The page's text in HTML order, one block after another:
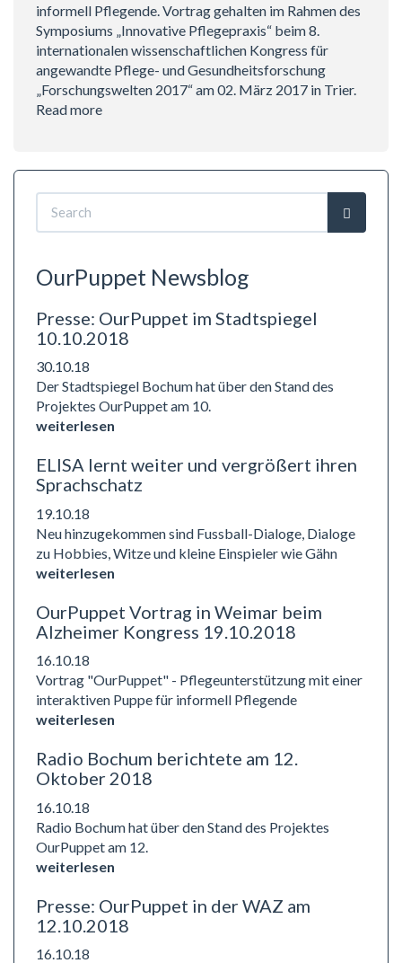
Pflegende
informell Pflegende. Vortrag gehalten im Rahmen des
Symposiums „Innovative Pflegepraxis“ beim 8.
internationalen wissenschaftlichen Kongress für
angewandte Pflege- und Gesundheitsforschung
„Forschungswelten 2017“ am 02. März 2017 in Trier.
Read more
Vortrag
-
et
“OurPuppet”
Pflegeunterstützung
einer
interaktiven
für
informell
Pflegende
Search
form
OurPuppet Newsblog
Presse: OurPuppet im Stadtspiegel
10.10.2018
30.10.18
Der Stadtspiegel Bochum hat über den Stand des
Projektes OurPuppet am 10.
weiterlesen
ELISA lernt weiter und vergrößert ihren
Sprachschatz
19.10.18
Neu hinzugekommen sind Fussball-Dialoge, Dialoge
zu Hobbies, Witze und kleine Einspieler wie Gähn
weiterlesen
OurPuppet Vortrag in Weimar beim
Alzheimer Kongress 19.10.2018
16.10.18
Vortrag "OurPuppet" - Pflegeunterstützung mit einer
interaktiven Puppe für informell Pflegende
weiterlesen
Radio Bochum berichtete am 12.
Oktober 2018
16.10.18
Radio Bochum hat über den Stand des Projektes
OurPuppet am 12.
weiterlesen
Presse: OurPuppet in der WAZ am
12.10.2018
16.10.18